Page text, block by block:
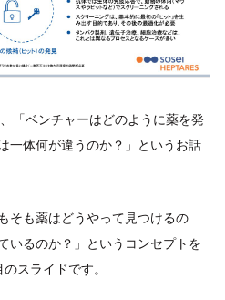
「ベンチャーはどのように薬を発
一体何が違うのか？」というお話
そも薬はどうやって見つけるの
いるのか？」というコンセプトを
スライドです。